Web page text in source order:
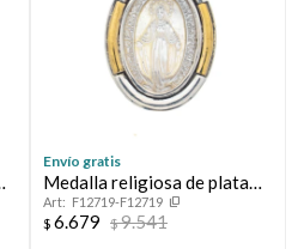
Envío gratis
Medalla religiosa de plata
925, double en oro 18 ktes y
nácar, MILAGROSA.
F12719-F12719
$ 6.679 $9.541